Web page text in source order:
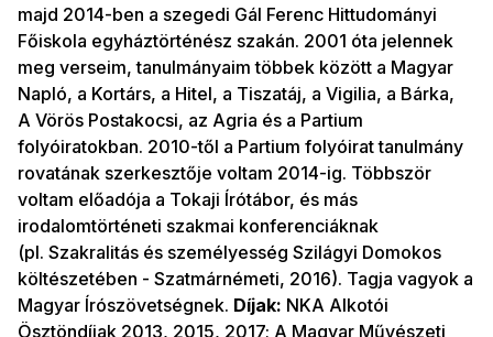
majd 2014-ben a szegedi Gál Ferenc Hittudományi
Főiskola egyháztörténész szakán. 2001 óta jelennek
meg verseim, tanulmányaim többek között a Magyar
Napló, a Kortárs, a Hitel, a Tiszatáj, a Vigilia, a Bárka,
A Vörös Postakocsi, az Agria és a Partium
folyóiratokban. 2010-től a Partium folyóirat tanulmány
rovatának szerkesztője voltam 2014-ig. Többször
voltam előadója a Tokaji Írótábor, és más
irodalomtörténeti szakmai konferenciáknak
(pl. Szakralitás és személyesség Szilágyi Domokos
költészetében - Szatmárnémeti, 2016). Tagja vagyok a
Magyar Írószövetségnek. Díjak: NKA Alkotói
Ösztöndíjak 2013, 2015, 2017; A Magyar Művészeti